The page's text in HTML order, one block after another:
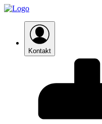
Kontakt